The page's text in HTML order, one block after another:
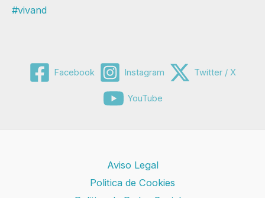
#vivand
Facebook Instagram Twitter / X
YouTube
Aviso Legal
Politica de Cookies